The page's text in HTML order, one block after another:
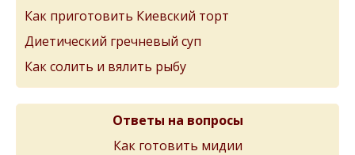
Как приготовить Киевский торт
Диетический гречневый суп
Как солить и вялить рыбу
Ответы на вопросы
Как готовить мидии